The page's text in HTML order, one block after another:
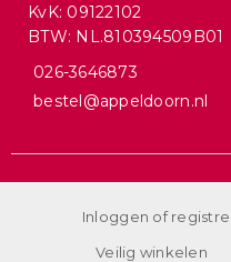
KvK: 09122102
BTW: NL.810394509B01
026-3646873
bestel@appeldoorn.nl
Inloggen of
Veilig winkelen